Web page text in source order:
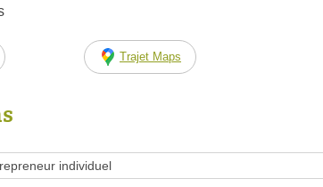
Trajet Maps
individuel